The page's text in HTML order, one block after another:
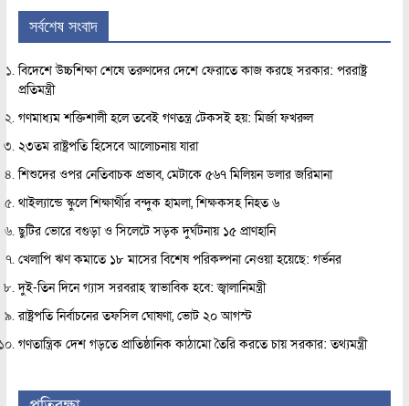
সর্বশেষ সংবাদ
বিদেশে উচ্চশিক্ষা শেষে তরুণদের দেশে ফেরাতে কাজ করছে সরকার: পররাষ্ট্র
প্রতিমন্ত্রী
গণমাধ্যম শক্তিশালী হলে তবেই গণতন্ত্র টেকসই হয়: মির্জা ফখরুল
২৩তম রাষ্ট্রপতি হিসেবে আলোচনায় যারা
শিশুদের ওপর নেতিবাচক প্রভাব, মেটাকে ৫৬৭ মিলিয়ন ডলার জরিমানা
থাইল্যান্ডে স্কুলে শিক্ষার্থীর বন্দুক হামলা, শিক্ষকসহ নিহত ৬
ছুটির ভোরে বগুড়া ও সিলেটে সড়ক দুর্ঘটনায় ১৫ প্রাণহানি
খেলাপি ঋণ কমাতে ১৮ মাসের বিশেষ পরিকল্পনা নেওয়া হয়েছে: গর্ভনর
দুই-তিন দিনে গ্যাস সরবরাহ স্বাভাবিক হবে: জ্বালানিমন্ত্রী
রাষ্ট্রপতি নির্বাচনের তফসিল ঘোষণা, ভোট ২০ আগস্ট
গণতান্ত্রিক দেশ গড়তে প্রাতিষ্ঠানিক কাঠামো তৈরি করতে চায় সরকার: তথ্যমন্ত্রী